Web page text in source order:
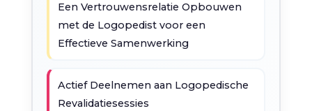
Een Vertrouwensrelatie Opbouwen
met de Logopedist voor een
Effectieve Samenwerking
Actief Deelnemen aan Logopedische
Revalidatiesessies